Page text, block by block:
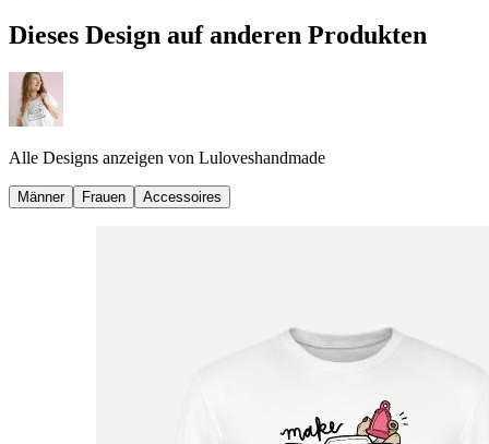
Dieses Design auf anderen Produkten
Alle Designs anzeigen von Luloveshandmade
Männer Frauen Accessoires